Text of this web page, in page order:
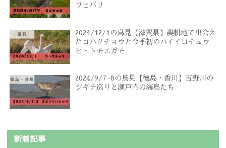
ワヒバリ
2024/12/1の鳥見【滋賀県】農耕地で出会え
たコハクチョウと今季初のハイイロチュウ
ヒ・トモエガモ
2024/9/7-8の鳥見【徳島・香川】吉野川の
シギチ巡りと瀬戸内の海鳥たち
新着記事